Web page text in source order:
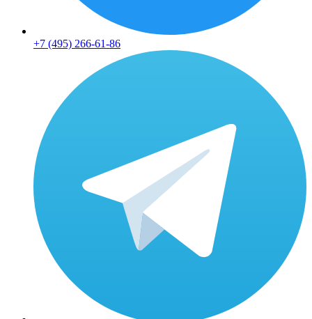
+7 (495) 266-61-86